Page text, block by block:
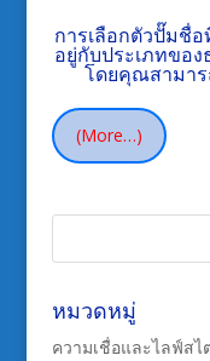
การเลือกตัวปั๊มชื่
อยู่กับประเภทขอ
โดยคุณสามาร
(more…)
หมวดหมู่
ความเชื่อและไลฟ์สไ